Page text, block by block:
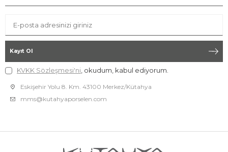
Kayıt Ol
KVKK Sözleşmesi'ni , okudum, kabul ediyorum.
Eskişehir Yolu 8. Km. 43100 Merkez/Kütahya
mms@kutahyaporselen.com